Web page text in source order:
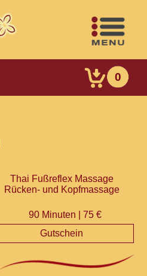
0
Thai Fußreflex Massage
Rücken- und Kopfmassage
90 Minuten | 75 €
Gutschein